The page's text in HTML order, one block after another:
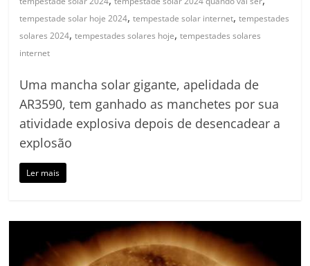
tempestade solar hoje 2024,tempestade solar internet,tempestades
solares 2024,tempestades solares hoje,tempestades solares
internet
Uma mancha solar gigante, apelidada de
AR3590, tem ganhado as manchetes por sua
atividade explosiva depois de desencadear a
explosão
Ler mais